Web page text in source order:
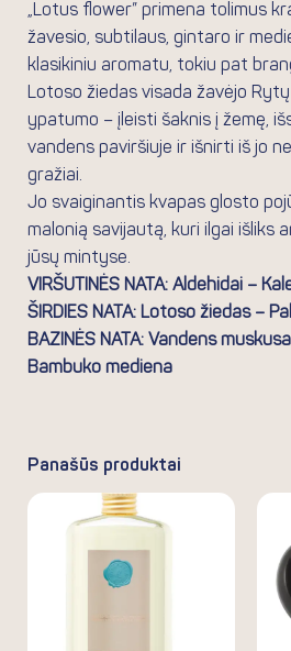
„Lotus flower” primena tolimus
žavesio, subtilaus, gintaro ir
klasikiniu aromatu, tokiu pat
Lotoso žiedas visada žavėjo
ypatumo – įleisti šaknis į žemę,
vandens paviršiuje ir išnirti iš jo
gražiai.
Jo svaiginantis kvapas glosto
malonią savijautą, kuri ilgai išliks
jūsų mintyse.
VIRŠUTINĖS NATA: Aldehidai –
ŠIRDIES NATA: Lotoso žiedas –
BAZINĖS NATA: Vandens
Bambuko mediena
Panašūs produktai